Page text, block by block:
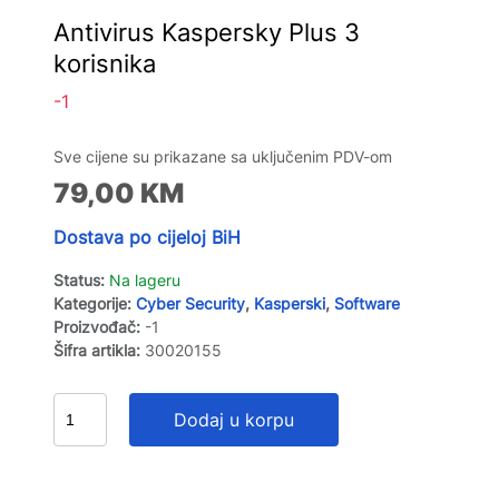
Antivirus Kaspersky Plus 3
korisnika
-1
Sve cijene su prikazane sa uključenim PDV-om
79,00 KM
Dostava po cijeloj BiH
Status: Na lageru
Kategorije: Cyber Security, Kasperski, Software
Proizvođač: -1
Šifra artikla: 30020155
Dodaj u korpu